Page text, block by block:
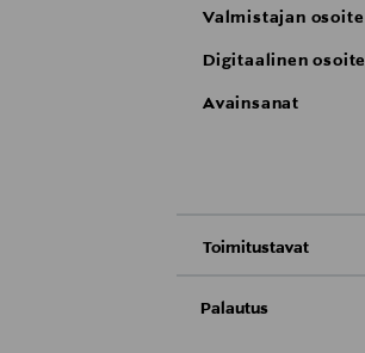
Valmistajan osoite
Digitaalinen osoite
Avainsanat
Toimitustavat
Palautus